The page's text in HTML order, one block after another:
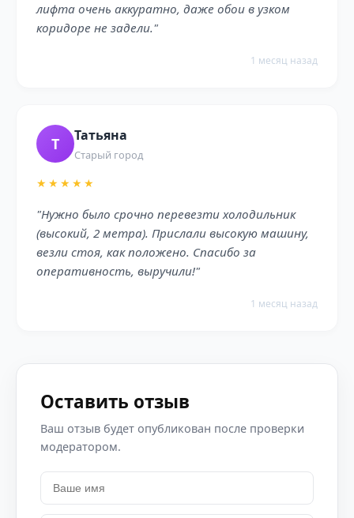
лифта очень аккуратно, даже обои в узком
коридоре не задели."
1 месяц назад
Т Татьяна
Старый город
★★★★★
"Нужно было срочно перевезти холодильник
(высокий, 2 метра). Прислали высокую машину,
везли стоя, как положено. Спасибо за
оперативность, выручили!"
1 месяц назад
Оставить отзыв
Ваш отзыв будет опубликован после проверки
модератором.